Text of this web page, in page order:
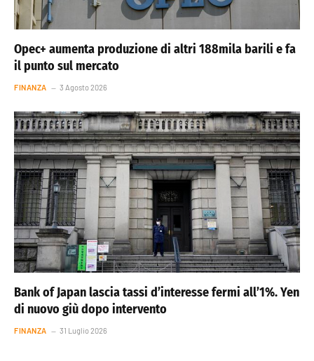
Opec+ aumenta produzione di altri 188mila barili e fa
il punto sul mercato
FINANZA 3 Agosto 2026
Bank of Japan lascia tassi d’interesse fermi all’1%. Yen
di nuovo giù dopo intervento
FINANZA 31 Luglio 2026